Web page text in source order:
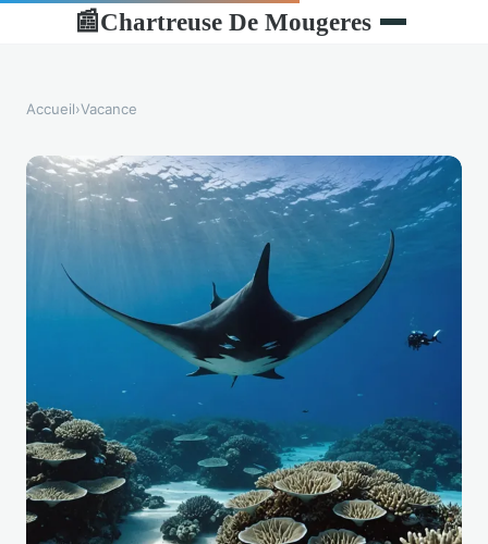
📰Chartreuse De Mougeres
Accueil›Vacance